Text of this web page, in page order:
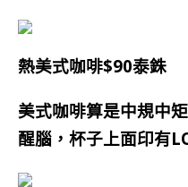
熱美式咖啡$90泰銖
美式咖啡算是中規中
醒腦，杯子上面印有